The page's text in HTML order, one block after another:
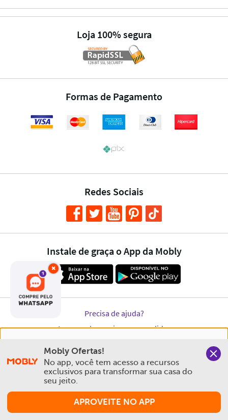
experiência na Mobly. Quando você navega no nosso site,
aceita esta condição
Política de Privacidade e Cookies
×
Mobly Ofertas!
No app, você tem acesso a recursos
exclusivos para transformar sua casa do
seu jeito.
APROVEITE NO APP